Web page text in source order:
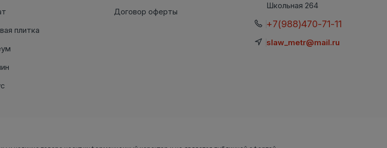
плитка
Договор оферты
Школьная 264
+7(988)470-71-11
slaw_metr@mail.ru